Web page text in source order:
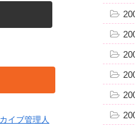
イブ管理人